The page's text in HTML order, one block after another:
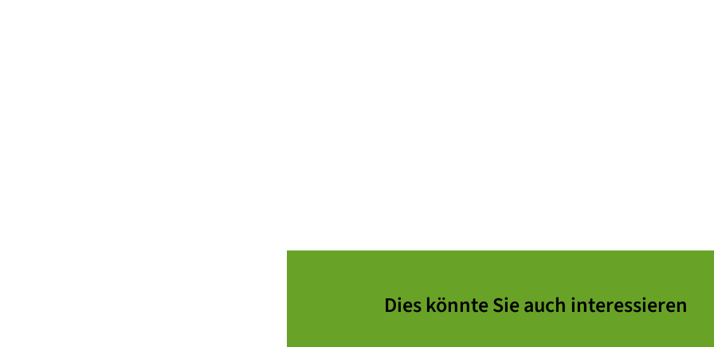
Dies könnte Sie auch interessieren